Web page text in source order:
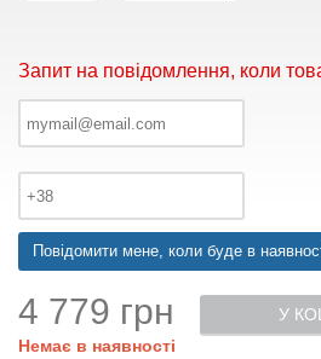
Запит на повідомлення, коли
Повідомити мене, коли буде в
4 779 грн
Немає в наявності
У